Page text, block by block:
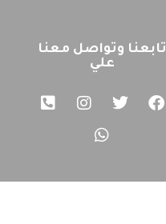
تابعنا وتواصل معنا
علي